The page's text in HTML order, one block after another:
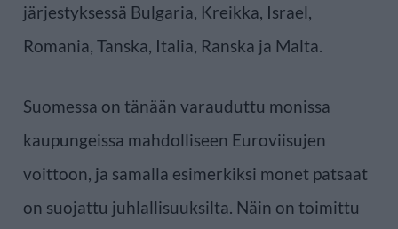
järjestyksessä Bulgaria, Kreikka, Israel,
Romania, Tanska, Italia, Ranska ja Malta.
Suomessa on tänään varauduttu monissa
kaupungeissa mahdolliseen Euroviisujen
voittoon, ja samalla esimerkiksi monet patsaat
on suojattu juhlallisuuksilta. Näin on toimittu